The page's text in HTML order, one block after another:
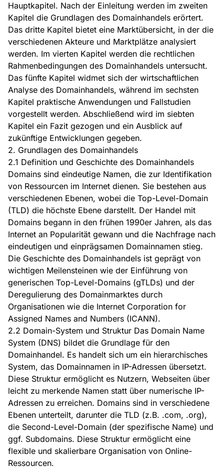
Hauptkapitel. Nach der Einleitung werden im zweiten
Kapitel die Grundlagen des Domainhandels erörtert.
Das dritte Kapitel bietet eine Marktübersicht, in der die
verschiedenen Akteure und Marktplätze analysiert
werden. Im vierten Kapitel werden die rechtlichen
Rahmenbedingungen des Domainhandels untersucht.
Das fünfte Kapitel widmet sich der wirtschaftlichen
Analyse des Domainhandels, während im sechsten
Kapitel praktische Anwendungen und Fallstudien
vorgestellt werden. Abschließend wird im siebten
Kapitel ein Fazit gezogen und ein Ausblick auf
zukünftige Entwicklungen gegeben.
2. Grundlagen des Domainhandels
2.1 Definition und Geschichte des Domainhandels
Domains sind eindeutige Namen, die zur Identifikation
von Ressourcen im Internet dienen. Sie bestehen aus
verschiedenen Ebenen, wobei die Top-Level-Domain
(TLD) die höchste Ebene darstellt. Der Handel mit
Domains begann in den frühen 1990er Jahren, als das
Internet an Popularität gewann und die Nachfrage nach
eindeutigen und einprägsamen Domainnamen stieg.
Die Geschichte des Domainhandels ist geprägt von
wichtigen Meilensteinen wie der Einführung von
generischen Top-Level-Domains (gTLDs) und der
Deregulierung des Domainmarktes durch
Organisationen wie die Internet Corporation for
Assigned Names and Numbers (ICANN).
2.2 Domain-System und Struktur Das Domain Name
System (DNS) bildet die Grundlage für den
Domainhandel. Es handelt sich um ein hierarchisches
System, das Domainnamen in IP-Adressen übersetzt.
Diese Struktur ermöglicht es Nutzern, Webseiten über
leicht zu merkende Namen statt über numerische IP-
Adressen zu erreichen. Domains sind in verschiedene
Ebenen unterteilt, darunter die TLD (z.B. .com, .org),
die Second-Level-Domain (der spezifische Name) und
ggf. Subdomains. Diese Struktur ermöglicht eine
flexible und skalierbare Organisation von Online-
Ressourcen.